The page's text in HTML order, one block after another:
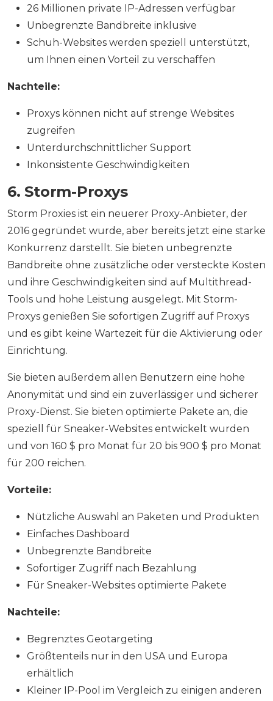
26 Millionen private IP-Adressen verfügbar
Unbegrenzte Bandbreite inklusive
Schuh-Websites werden speziell unterstützt,
um Ihnen einen Vorteil zu verschaffen
Nachteile:
Proxys können nicht auf strenge Websites
zugreifen
Unterdurchschnittlicher Support
Inkonsistente Geschwindigkeiten
6. Storm-Proxys
Storm Proxies ist ein neuerer Proxy-Anbieter, der
2016 gegründet wurde, aber bereits jetzt eine starke
Konkurrenz darstellt. Sie bieten unbegrenzte
Bandbreite ohne zusätzliche oder versteckte Kosten
und ihre Geschwindigkeiten sind auf Multithread-
Tools und hohe Leistung ausgelegt. Mit Storm-
Proxys genießen Sie sofortigen Zugriff auf Proxys
und es gibt keine Wartezeit für die Aktivierung oder
Einrichtung.
Sie bieten außerdem allen Benutzern eine hohe
Anonymität und sind ein zuverlässiger und sicherer
Proxy-Dienst. Sie bieten optimierte Pakete an, die
speziell für Sneaker-Websites entwickelt wurden
und von 160 $ ​​pro Monat für 20 bis 900 $ pro Monat
für 200 reichen.
Vorteile:
Nützliche Auswahl an Paketen und Produkten
Einfaches Dashboard
Unbegrenzte Bandbreite
Sofortiger Zugriff nach Bezahlung
Für Sneaker-Websites optimierte Pakete
Nachteile:
Begrenztes Geotargeting
Größtenteils nur in den USA und Europa
erhältlich
Kleiner IP-Pool im Vergleich zu einigen anderen